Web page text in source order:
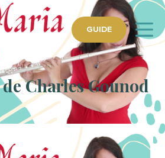
GUIDE
Charles Gounod